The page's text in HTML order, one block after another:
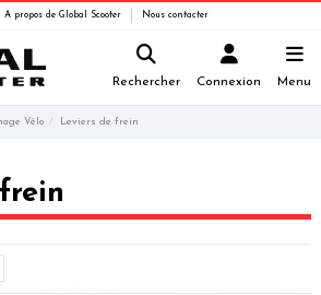
A propos de Global Scooter Nous contacter
Rechercher Connexion Menu
Vélo Leviers de frein